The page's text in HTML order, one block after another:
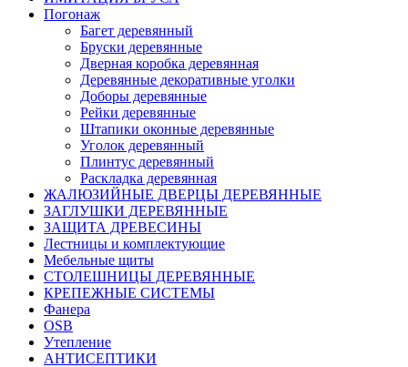
Погонаж
Багет деревянный
Бруски деревянные
Дверная коробка деревянная
Деревянные декоративные уголки
Доборы деревянные
Рейки деревянные
Штапики оконные деревянные
Уголок деревянный
Плинтус деревянный
Раскладка деревянная
ЖАЛЮЗИЙНЫЕ ДВЕРЦЫ ДЕРЕВЯННЫЕ
ЗАГЛУШКИ ДЕРЕВЯННЫЕ
ЗАЩИТА ДРЕВЕСИНЫ
Лестницы и комплектующие
Мебельные щиты
СТОЛЕШНИЦЫ ДЕРЕВЯННЫЕ
КРЕПЕЖНЫЕ СИСТЕМЫ
Фанера
OSB
Утепление
АНТИСЕПТИКИ